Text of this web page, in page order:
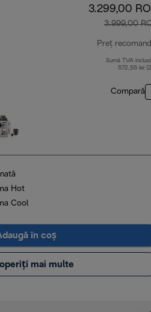
3.299,00
3.999,00
Preț
Sumă TVA
572,55 lei
Compară
Hot
Cool
în coș
mai multe